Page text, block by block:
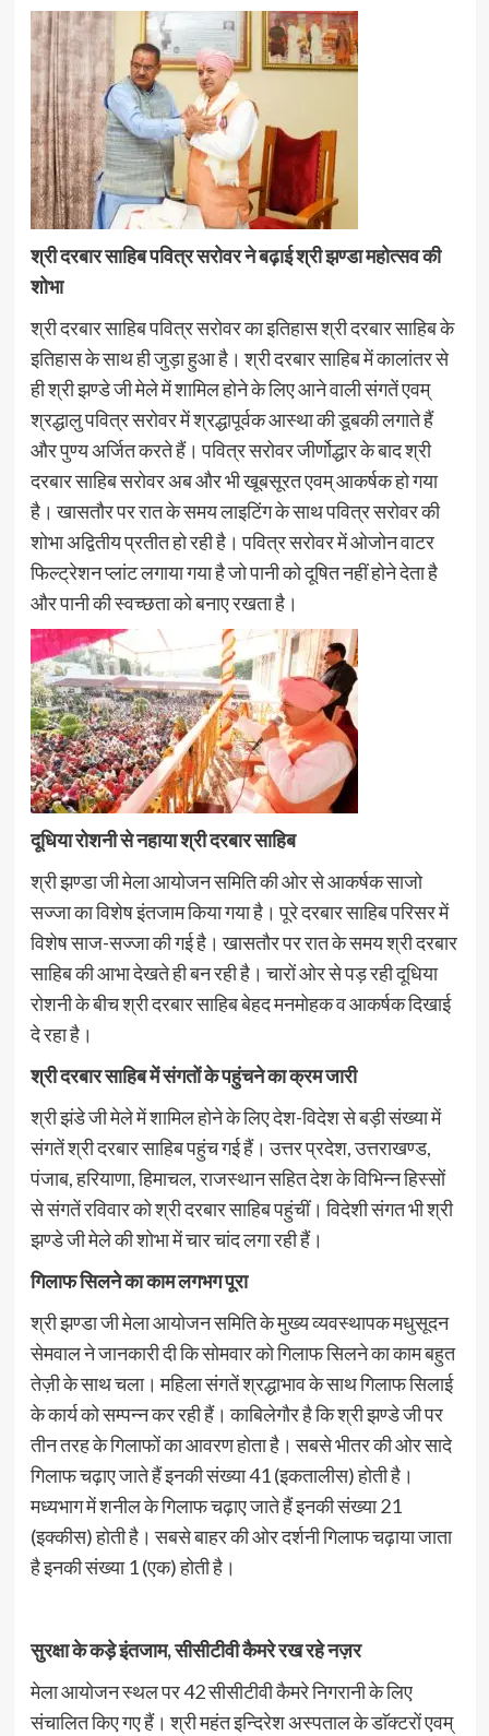
श्री दरबार साहिब पवित्र सरोवर ने बढ़ाईश्री झण्डा महोत्सव की
शोभा
श्री दरबार साहिब पवित्र सरोवर का इतिहास श्री दरबार साहिब के
इतिहास के साथ ही जुड़ा हुआ है। श्री दरबार साहिब में कालांतर से
ही श्री झण्डे जी मेले में शामिल होने के लिए आने वाली संगतें एवम्
श्रद्धालु पवित्र सरोवर में श्रद्धापूर्वक आस्था की डूबकी लगाते हैं
और पुण्य अर्जित करते हैं। पवित्र सरोवर जीर्णोद्धार के बाद श्री
दरबार साहिब सरोवर अब और भी खूबसूरत एवम् आकर्षक हो गया
है। खासतौर पर रात के समय लाइटिंग के साथ पवित्र सरोवर की
शोभा अद्वितीय प्रतीत हो रही है। पवित्र सरोवर में ओजोन वाटर
फिल्ट्रेशन प्लांट लगाया गया है जो पानी को दूषित नहीं होने देता है
और पानी की स्वच्छता को बनाए रखता है।
दूधिया रोशनी से नहाया श्री दरबार साहिब
श्री झण्डा जी मेला आयोजन समिति की ओर से आकर्षक साजो
सज्जा का विशेष इंतजाम किया गया है। पूरे दरबार साहिब परिसर में
विशेष साज-सज्जा की गई है। खासतौर पर रात के समय श्री दरबार
साहिब की आभा देखते ही बन रही है। चारों ओर से पड़ रही दूधिया
रोशनी के बीच श्री दरबार साहिब बेहद मनमोहक व आकर्षक दिखाई
दे रहा है।
श्री दरबार साहिब में संगतों के पहुंचने का क्रम जारी
श्री झंडे जी मेले में शामिल होने के लिए देश-विदेश से बड़ी संख्या में
संगतें श्री दरबार साहिब पहुंच गई हैं। उत्तर प्रदेश, उत्तराखण्ड,
पंजाब, हरियाणा, हिमाचल, राजस्थान सहित देश के विभिन्न हिस्सों
से संगतें रविवार को श्री दरबार साहिब पहुंचीं। विदेशी संगत भी श्री
झण्डे जी मेले की शोभा में चार चांद लगा रही हैं।
गिलाफ सिलने का काम लगभग पूरा
श्री झण्डा जी मेला आयोजन समिति के मुख्य व्यवस्थापक मधुसूदन
सेमवाल ने जानकारी दी कि सोमवार को गिलाफ सिलने का काम बहुत
तेज़ी के साथ चला। महिला संगतें श्रद्धाभाव के साथ गिलाफ सिलाई
के कार्य को सम्पन्न कर रही हैं। काबिलेगौर है कि श्री झण्डे जी पर
तीन तरह के गिलाफों का आवरण होता है। सबसे भीतर की ओर सादे
गिलाफ चढ़ाए जाते हैं इनकी संख्या 41 (इकतालीस) होती है।
मध्यभाग में शनील के गिलाफ चढ़ाए जाते हैं इनकी संख्या 21
(इक्कीस) होती है। सबसे बाहर की ओर दर्शनी गिलाफ चढ़ाया जाता
है इनकी संख्या 1 (एक) होती है।
सुरक्षा के कड़े इंतजाम, सीसीटीवी कैमरे रख रहे नज़र
मेला आयोजन स्थल पर 42 सीसीटीवी कैमरे निगरानी के लिए
संचालित किए गए हैं। श्री महंत इन्दिरेश अस्पताल के डाॅक्टरों एवम्